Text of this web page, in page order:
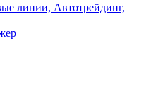
линии, Автотрейдинг,